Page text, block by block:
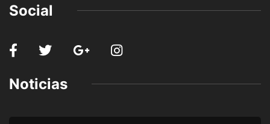
Social
Noticias